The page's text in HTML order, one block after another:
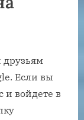
друзьям
Если вы
и войдете в